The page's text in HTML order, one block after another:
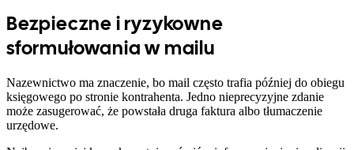
Bezpieczne i ryzykowne
sformułowania w mailu
Nazewnictwo ma znaczenie, bo mail często trafia później do obiegu
księgowego po stronie kontrahenta. Jedno nieprecyzyjne zdanie
może zasugerować, że powstała druga faktura albo tłumaczenie
urzędowe.